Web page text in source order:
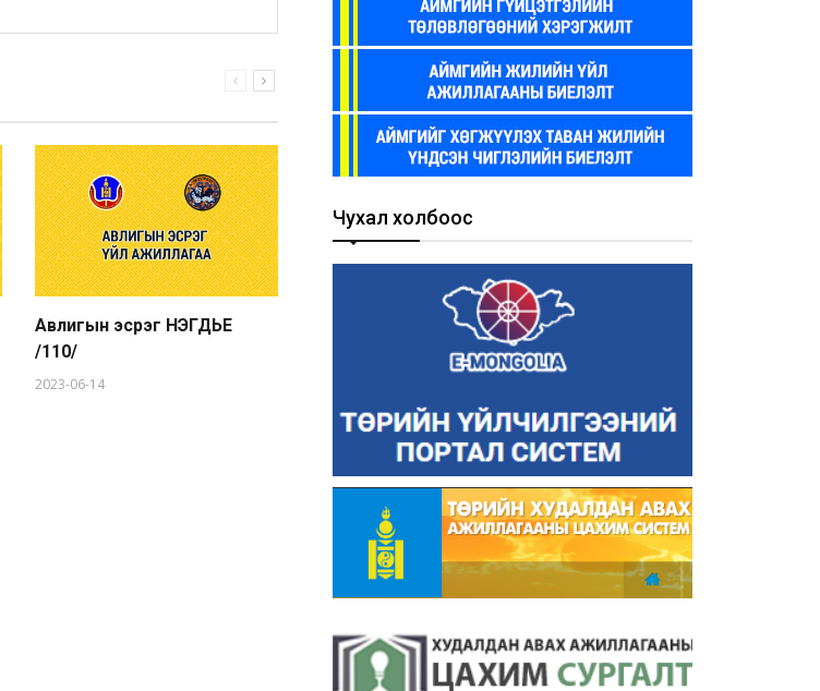
Авлигын эсрэг НЭГДЬЕ
/110/
2023-06-14
Авлигын эсрэг НЭГДЬЕ
Чухал холбоос